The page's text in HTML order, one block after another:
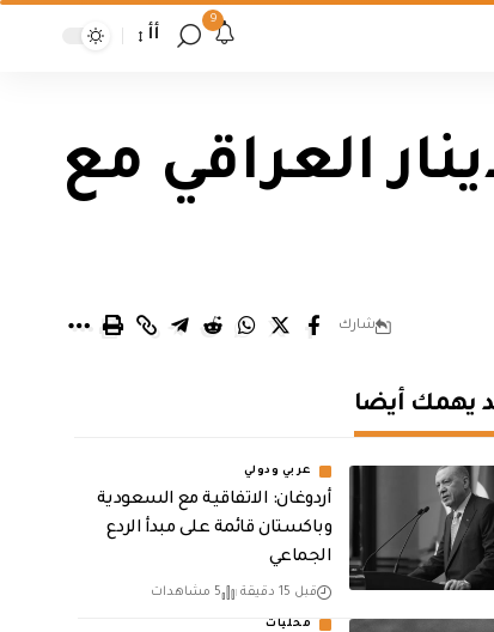
9
أأ
العراقي مع
شارك
يهمك أيضا
عربي ودولي
أردوغان: الاتفاقية مع السعودية
وباكستان قائمة على مبدأ الردع
الجماعي
قبل 15 دقيقة 5 مشاهدات
محليات